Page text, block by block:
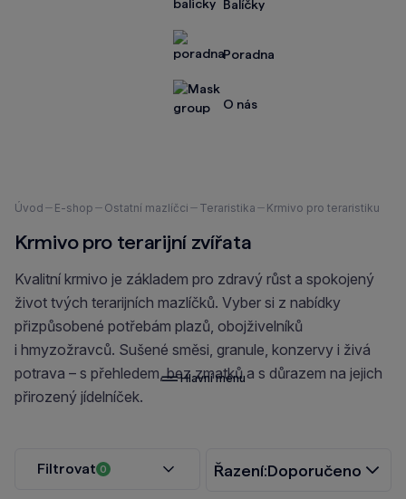
Balíčky
Poradna
O nás
Hlavní menu
Nacházíte
zde:
Úvod E-shop Ostatní mazlíčci Teraristika Krmivo pro teraristiku
Krmivo pro terarijní zvířata
Kvalitní krmivo je základem pro zdravý růst a spokojený
život tvých terarijních mazlíčků. Vyber si z nabídky
přizpůsobené potřebám plazů, obojživelníků
i hmyzožravců. Sušené směsi, granule, konzervy i živá
potrava – s přehledem, bez zmatků a s důrazem na jejich
přirozený jídelníček.
Řazení:Doporučeno
Filtrovat 0